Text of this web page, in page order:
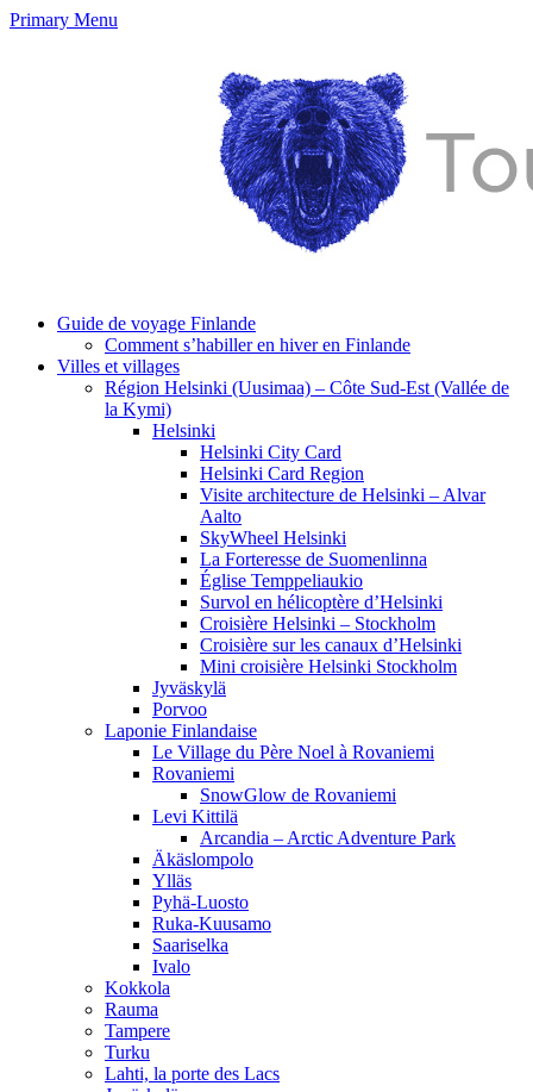
Primary Menu
Guide de voyage Finlande
Comment s’habiller en hiver en Finlande
Villes et villages
Région Helsinki (Uusimaa) – Côte Sud-Est (Vallée de
la Kymi)
Helsinki
Helsinki City Card
Helsinki Card Region
Visite architecture de Helsinki – Alvar
Aalto
SkyWheel Helsinki
La Forteresse de Suomenlinna
Église Temppeliaukio
Survol en hélicoptère d’Helsinki
Croisière Helsinki – Stockholm
Croisière sur les canaux d’Helsinki
Mini croisière Helsinki Stockholm
Jyväskylä
Porvoo
Laponie Finlandaise
Le Village du Père Noel à Rovaniemi
Rovaniemi
SnowGlow de Rovaniemi
Levi Kittilä
Arcandia – Arctic Adventure Park
Äkäslompolo
Ylläs
Pyhä-Luosto
Ruka-Kuusamo
Saariselka
Ivalo
Kokkola
Rauma
Tampere
Turku
Lahti, la porte des Lacs